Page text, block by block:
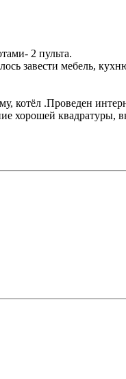
2 пульта.
завести мебель,
котёл .Проведен
квадратуры,